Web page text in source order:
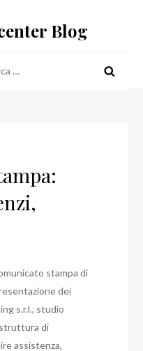
Blog
stampa di
dei
s.r.l., studio
di
assistenza,